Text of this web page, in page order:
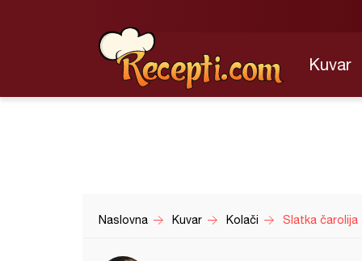
Kuvar
Naslovna Kuvar Kolači Slatka čarolija